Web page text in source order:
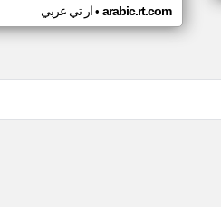
ار تي عربي• arabic.rt.com